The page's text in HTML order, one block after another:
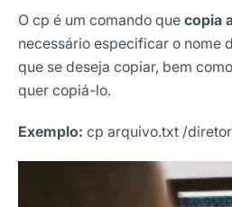
O cp é um comando que copia
necessário especificar o nome
que se deseja copiar, bem
quer copiá-lo.
Exemplo: cp arquivo.txt /